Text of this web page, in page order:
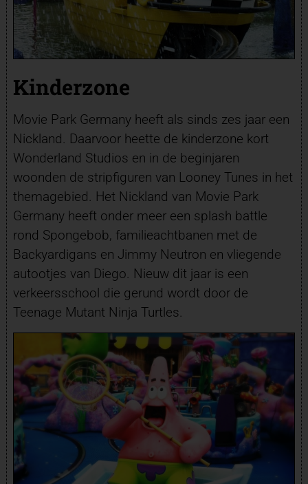
Kinderzone
Movie Park Germany heeft als sinds zes jaar een
Nickland. Daarvoor heette de kinderzone kort
Wonderland Studios en in de beginjaren
woonden de stripfiguren van Looney Tunes in het
themagebied. Het Nickland van Movie Park
Germany heeft onder meer een splash battle
rond Spongebob, familieachtbanen met de
Backyardigans en Jimmy Neutron en vliegende
autootjes van Diego. Nieuw dit jaar is een
verkeersschool die gerund wordt door de
Teenage Mutant Ninja Turtles.